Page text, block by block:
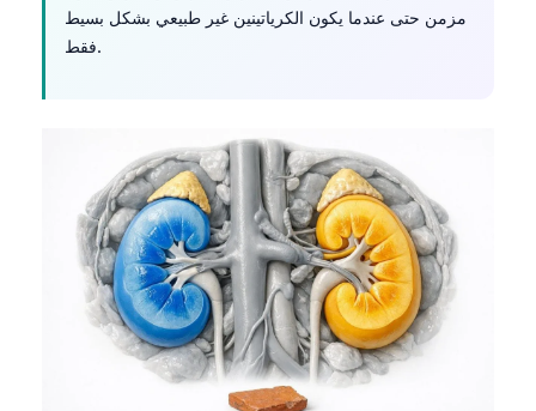
مزمن حتى عندما يكون الكرياتينين غير طبيعي بشكل بسيط
فقط.
Hrvatski
Slovenčina
كوردی‎
پښتو
سنڌي
සිංහල
Latviešu valoda
Македонски јазик